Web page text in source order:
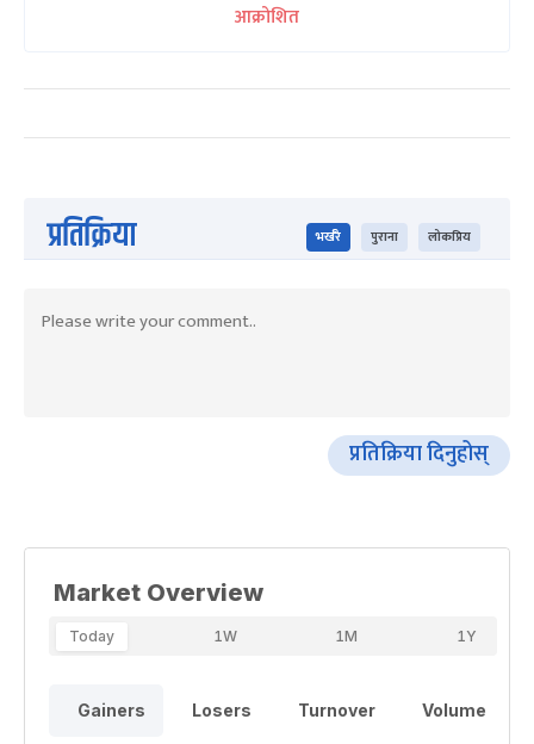
आक्रोशित
प्रतिक्रिया भर्खरै पुराना लोकप्रिय
प्रतिक्रिया दिनुहोस्